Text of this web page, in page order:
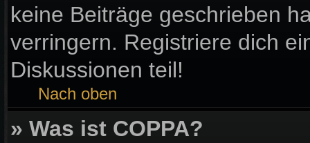
keine Beiträge geschrieben
verringern. Registriere dich
Diskussionen teil!
Nach oben
» Was ist COPPA?